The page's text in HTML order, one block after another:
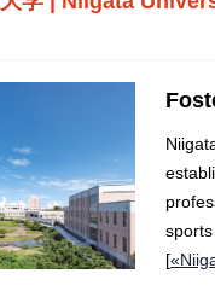
sports
[